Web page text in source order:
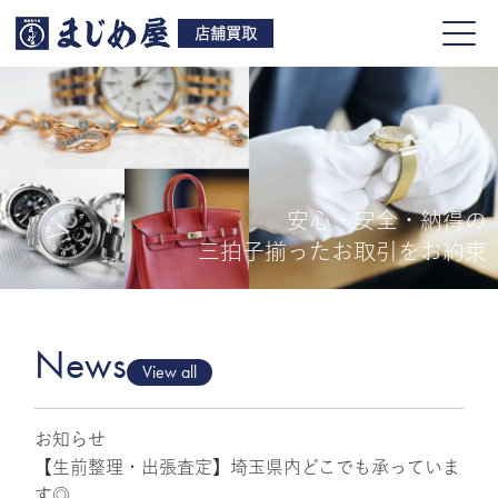
店舗買取
買取品目
店舗一覧
安心・安全・納得の
三拍子揃ったお取引をお約束
News View all
お知らせ
【生前整理・出張査定】埼玉県内どこでも承っていま